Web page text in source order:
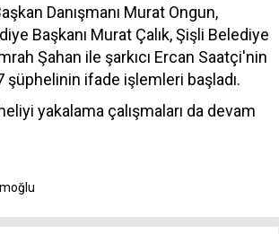
Danışmanı Murat Ongun,
Başkanı Murat Çalık, Şişli Belediye
Şahan ile şarkıcı Ercan Saatçi'nin
şüphelinin ifade işlemleri başladı.
yakalama çalışmaları da devam